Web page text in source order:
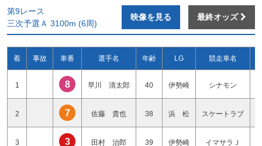
第9レース
三次予選Ａ 3100m (6周)
映像を見る 最終オッズ
着 事故 車番 選手名 年齢 LG 競走車名
1 8 早川 清太郎 40 伊勢崎 シナモン
2 7 佐藤 貴也 38 浜 松 スケートラブ
3 3 田村 治郎 39 伊勢崎 イマサラＪ